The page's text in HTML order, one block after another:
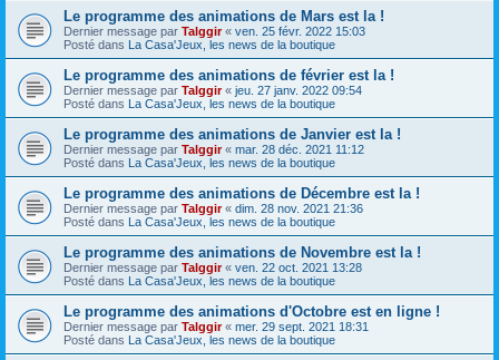
Le programme des animations de Mars est la !
Dernier message par Talggir« ven. 25 févr. 2022 15:03
Posté dans La Casa'Jeux, les news de la boutique
Le programme des animations de février est la !
Dernier message par Talggir« jeu. 27 janv. 2022 09:54
Posté dans La Casa'Jeux, les news de la boutique
Le programme des animations de Janvier est la !
Dernier message par Talggir« mar. 28 déc. 2021 11:12
Posté dans La Casa'Jeux, les news de la boutique
Le programme des animations de Décembre est la !
Dernier message par Talggir« dim. 28 nov. 2021 21:36
Posté dans La Casa'Jeux, les news de la boutique
Le programme des animations de Novembre est la !
Dernier message par Talggir« ven. 22 oct. 2021 13:28
Posté dans La Casa'Jeux, les news de la boutique
Le programme des animations d'Octobre est en ligne !
Dernier message par Talggir« mer. 29 sept. 2021 18:31
Posté dans La Casa'Jeux, les news de la boutique